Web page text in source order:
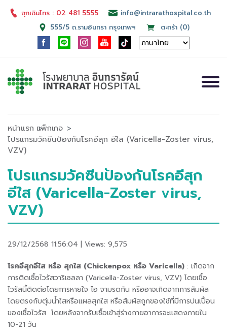
ฉุกเฉินโทร : 02 481 5555
info@intrarathospital.co.th
555/5 ถ.รามอินทรา กรุงเทพฯ
ตะกร้า (0)
หน้าแรก แพ็กเกจ
โปรแกรมวัคซีนป้องกันโรคอีสุก อีใส (Varicella-Zoster virus,
VZV)
โปรแกรมวัคซีนป้องกันโรคอีสุก
อีใส (Varicella-Zoster virus,
VZV)
29/12/2568 11:56:04 | Views: 9,575
โรคอีสุกอีใส หรือ สุกใส (Chickenpox หรือ Varicella) : เกิดจาก
การติดเชื้อไวรัสวาริเซลลา (Varicella-Zoster virus, VZV) โดยเชื้อ
ไวรัสนี้ติดต่อโดยการหายใจ ไอ จามรดกัน หรืออาจเกิดจากการสัมผัส
โดยตรงกับตุ่มน้ำใสหรือแผลสุกใส หรือสัมผัสถูกของใช้ที่มีการปนเปื้อน
ของเชื้อไวรัส โดยหลังจากรับเชื้อเข้าสู่ร่างกายอาการจะแสดงภายใน
10-21 วัน